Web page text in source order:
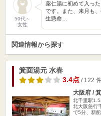
50代～
女性
薬仁湯に初めて入っ
です。また、来月も
生懸命…
関連情報から探す
箕面湯元 水春
3.4点 / 122
大阪府 /
北千里駅
北大阪急行
で5分、新